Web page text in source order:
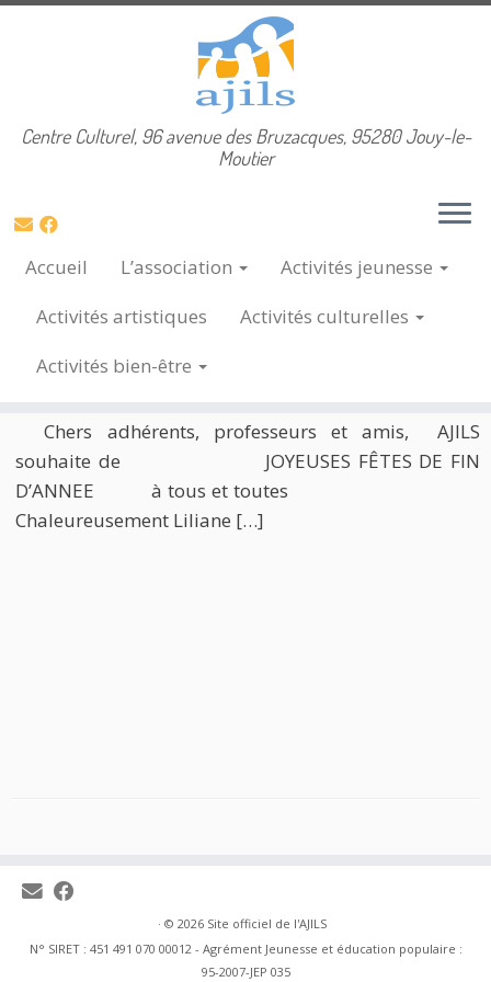
SkipCentre Culturel, 96 avenue des Bruzacques, 95280 Jouy-le-
Moutier
Accueil L’association Activités jeunesse
Activités artistiques Activités culturelles
Activités bien-être
décembre »20
Archives du jour : 20 décembre
2025
Bonnes Fêtes de fin d’Année
Chers adhérents, professeurs et amis, AJILS
souhaite de JOYEUSES FÊTES DE FIN
D’ANNEE à tous et toutes
Chaleureusement Liliane […]
· © 2026 Site officiel de l'AJILS
N° SIRET : 451 491 070 00012 - Agrément Jeunesse et éducation populaire :
95-2007-JEP 035